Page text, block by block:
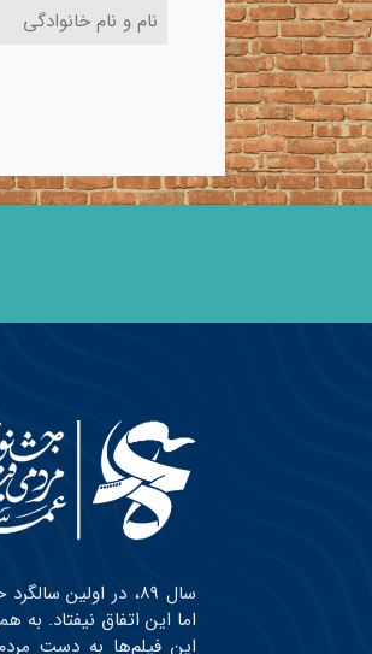
سال ۸۹، در اولین
اما این اتفاق نیفتاد. به
این فیلم‌ها به دست